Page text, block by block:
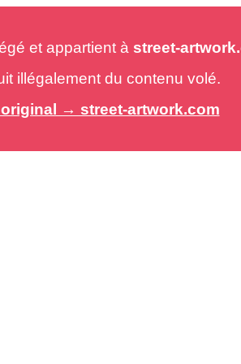
et appartient à street-
illégalement du contenu volé.
→ street-artwork.com